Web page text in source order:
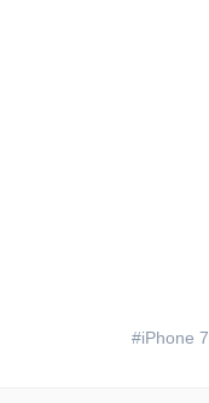
iPhone 7